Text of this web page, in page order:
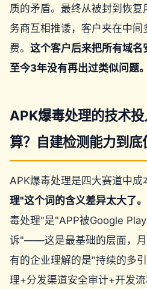
质的矛盾。最终从被封到恢
务商互相推诿，客户夹在中
费。 这个客户后来把所有域名
至今3年没有再出过类似问题。
APK爆毒处理的技术
算？自建检测能力到底
APK爆毒处理是四大赛道中
理"这个词的含义差异太大了。
毒处理"是"APP被Google
诉"——这是最基础的层面，月
有的企业理解的是"持续的多
理+分发渠道安全审计+开发